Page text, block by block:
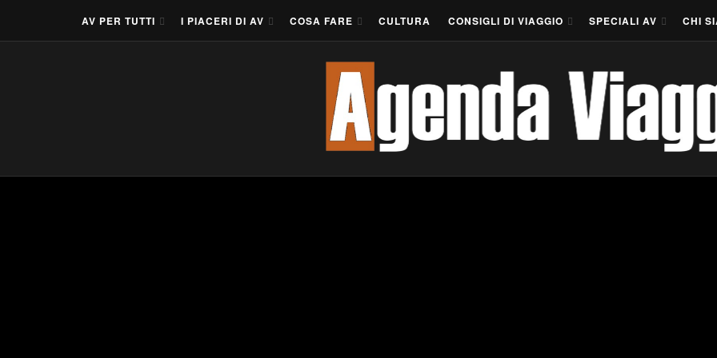
AV PER TUTTI I PIACERI DI AV COSA FARE CULTURA CONSIGLI DI VIAGGIO SPECIALI AV CHI